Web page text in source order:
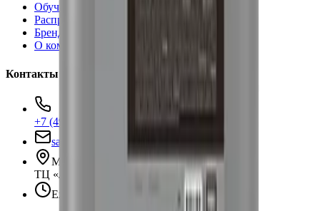
Обучение
Распродажа
Бренды
О компании
Контакты
+7 (495) 135-35-99
sales@insafe.ru
Москва, Люблинская ул., 153.
ТЦ «Люблю Молл», -1 уровень
Ежедневно 10:00 — 19:00